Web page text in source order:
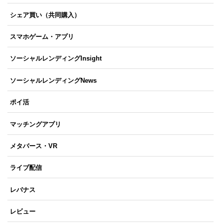
シェア買い（共同購入）
スマホゲーム・アプリ
ソーシャルレンディングInsight
ソーシャルレンディングNews
ポイ活
マッチングアプリ
メタバース・VR
ライブ配信
レバナス
レビュー